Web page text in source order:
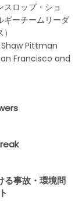
ロップ・ショ
ギーチームリーダ
Pittman
Francisco and
る事故・環境問